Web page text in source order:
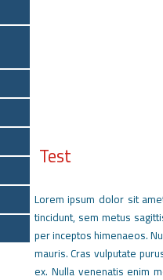
Test
Lorem ipsum dolor sit
tincidunt, sem metus
per inceptos himenaeos.
mauris. Cras vulputate
ex. Nulla venenatis enim